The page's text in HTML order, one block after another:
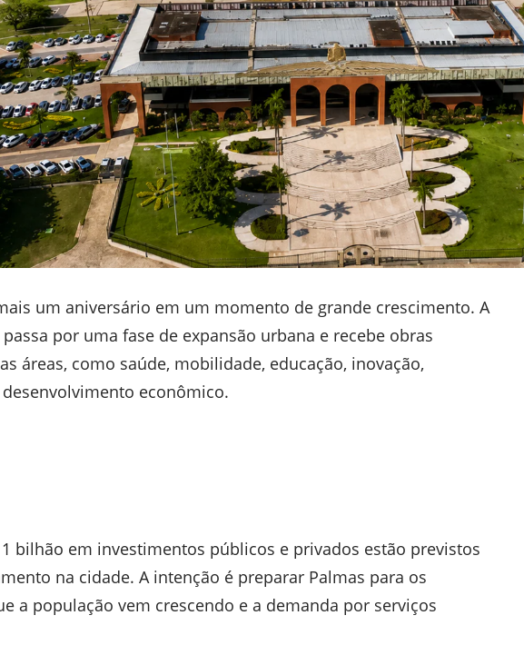
um aniversário em um momento de grande crescimento. A
por uma fase de expansão urbana e recebe obras
áreas, como saúde, mobilidade, educação, inovação,
econômico.
bilhão em investimentos públicos e privados estão previstos
na cidade. A intenção é preparar Palmas para os
a população vem crescendo e a demanda por serviços